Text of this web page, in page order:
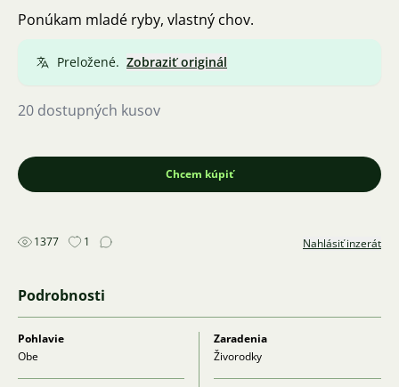
Ponúkam mladé ryby, vlastný chov.
Preložené. Zobraziť originál
20 dostupných kusov
Chcem kúpiť
1377 1 Nahlásiť inzerát
Podrobnosti
Pohlavie
Obe
Zaradenia
Živorodky